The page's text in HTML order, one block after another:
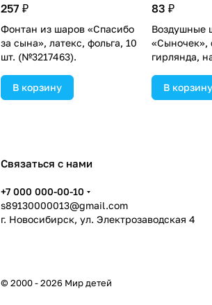
257 ₽
Фонтан из шаров «Спасибо
за сына», латекс, фольга, 10
шт. (№3217463).
В корзину
83 ₽
Воздушные
«Сыночек»,
гирлянда,
(№3840019).
В корзину
Связаться с нами
+7 000 000-00-10
s89130000013@gmail.com
г. Новосибирск, ул. Электрозаводская 4
© 2000 - 2026 Мир детей